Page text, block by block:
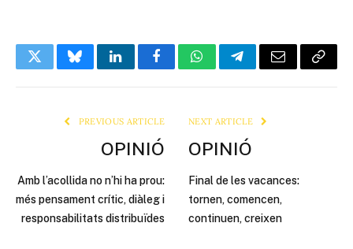
TwitterBlueskyLinkedInFacebookWhatsAppTelegramEmail Copy
PREVIOUS ARTICLE
OPINIÓ
Amb l’acollida no n’hi ha prou:
més pensament crític, diàleg i
responsabilitats distribuïdes
NEXT ARTICLE
OPINIÓ
Final de les vacances:
tornen, comencen,
continuen, creixen